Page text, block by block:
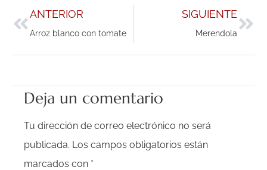
ANTERIOR
Arroz blanco con tomate
SIGUIENTE
Merendola
Deja un comentario
Tu dirección de correo electrónico no será
publicada. Los campos obligatorios están
marcados con *